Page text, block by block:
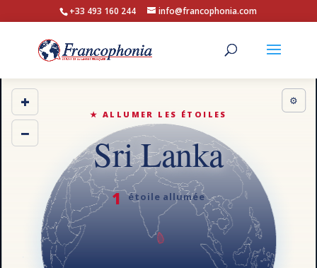
+33 493 160 244 info@francophonia.com
⚙
+
−
★ ALLUMER LES ÉTOILES
Sri Lanka
1 étoile allumée